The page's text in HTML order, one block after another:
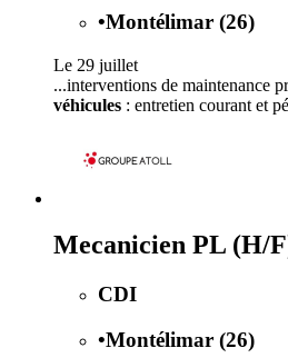
•Montélimar (26)
Le 29 juillet
...interventions de maintenance
véhicules : entretien courant et
Mecanicien PL (H/
CDI
•Montélimar (26)